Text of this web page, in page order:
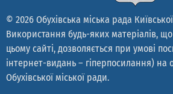
© 2026 Обухівська міська рада
Використання будь-яких матеріалів, що
цьому сайті, дозволяється при умові
інтернет-видань – гіперпосилання) на
Обухівської міської ради.